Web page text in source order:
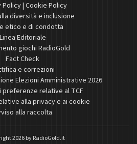
Policy| Cookie Policy
diversità e inclusione
etico e di condotta
Linea Editoriale
giochi RadioGold
Fact Check
e correzioni
Elezioni Amministrative 2026
preferenze relative al TCF
alla privacy e ai cookie
alla raccolta
2026 byRadioGold.it